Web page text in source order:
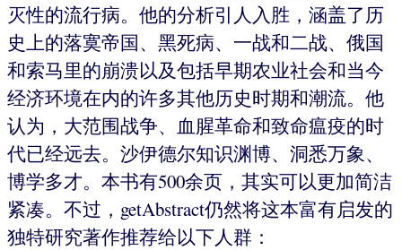
灭性的流行病。他的分析引人入胜，涵盖了历
史上的落寞帝国、黑死病、一战和二战、俄国
和索马里的崩溃以及包括早期农业社会和当今
经济环境在内的许多其他历史时期和潮流。他
认为，大范围战争、血腥革命和致命瘟疫的时
代已经远去。沙伊德尔知识渊博、洞悉万象、
博学多才。本书有500余页，其实可以更加简洁
紧凑。不过，getAbstract仍然将这本富有启发的
独特研究著作推荐给以下人群：